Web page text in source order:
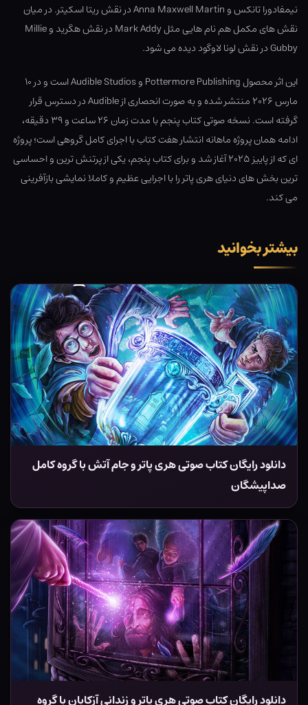
نیمفادورا تانکس و Anna Maxwell Martin در نقش ریتا اسکیتر. در میان
نقش های مکمل هم نام هایی مثل Mark Addy در نقش هگرید و Millie
Gubby در نقش لونا لاوگود دیده می شود.
این اثر محصول Pottermore Publishing و Audible Studios است و در ۱۰
مارس ۲۰۲۶ منتشر شده و به صورت انحصاری از Audible در دسترس قرار
گرفته است. نسخه صوتی کتاب پنجم با مدت زمان ۲۶ ساعت و ۳۹ دقیقه،
ادامه همان پروژه ماهانه انتشار هفت کتاب با اجرای کامل گروهی است؛ پروژه
ای که از پاییز ۲۰۲۵ آغاز شد و برای کتاب پنجم، یکی از پرتنش ترین و احساسی
ترین بخش های دنیای هری پاتر را با اجرایی عظیم و کاملا نمایشی بازآفرینی
می کند.
بیشتر بخوانید
دانلود رایگان کتاب صوتی هری پاتر و جام آتش با گروه کامل
صداپیشگان
دانلود رایگان کتاب صوتی هری پاتر و زندانی آزکابان با گروه